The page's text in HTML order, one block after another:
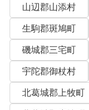
山辺郡山添村
生駒郡斑鳩町
磯城郡三宅町
宇陀郡御杖村
北葛城郡上牧町